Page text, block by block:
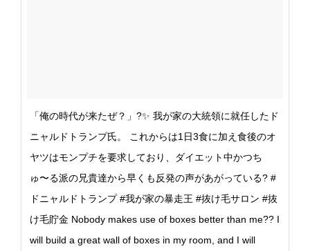
「俺の時代が来たぜ？」?✨ 我が家の大統領に就任したド
ニャルドトランプ氏。 これからは1日3食に加え食後のオ
ヤツはモンプチを要求しており、ダイエット中かつち
ゅ〜る派の兄貴達から早くも反発の声があがっている? #
ドニャルドトランプ #我が家の暴走王 #抜け毛サロン #抜
け毛貯金 Nobody makes use of boxes better than me?? I
will build a great wall of boxes in my room, and I will